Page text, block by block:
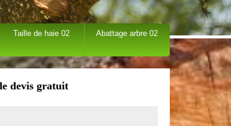
Taille de haie 02 Abattage arbre 02
devis gratuit